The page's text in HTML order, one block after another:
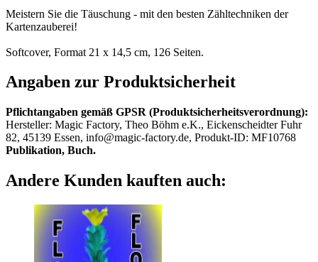
Meistern Sie die Täuschung - mit den besten Zähltechniken der
Kartenzauberei!
Softcover, Format 21 x 14,5 cm, 126 Seiten.
Angaben zur Produktsicherheit
Pflichtangaben gemäß GPSR (Produktsicherheitsverordnung):
Hersteller: Magic Factory, Theo Böhm e.K., Eickenscheidter Fuhr
82, 45139 Essen, info@magic-factory.de, Produkt-ID: MF10768
Publikation, Buch.
Andere Kunden kauften auch: